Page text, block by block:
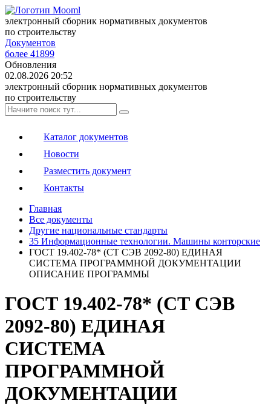
электронный сборник нормативных документов
по строительству
Документов
более 41899
Обновления
02.08.2026 20:52
электронный сборник нормативных документов
по строительству
Каталог документов
Новости
Разместить документ
Контакты
Главная
Все документы
Другие национальные стандарты
35 Информационные технологии. Машины конторские
ГОСТ 19.402-78* (СТ СЭВ 2092-80) ЕДИНАЯ
СИСТЕМА ПРОГРАММНОЙ ДОКУМЕНТАЦИИ
ОПИСАНИЕ ПРОГРАММЫ
ГОСТ 19.402-78* (СТ СЭВ
2092-80) ЕДИНАЯ
СИСТЕМА
ПРОГРАММНОЙ
ДОКУМЕНТАЦИИ